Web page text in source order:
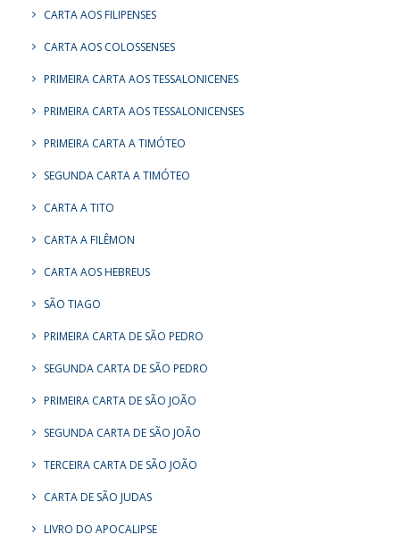
CARTA AOS FILIPENSES
CARTA AOS COLOSSENSES
PRIMEIRA CARTA AOS TESSALONICENES
PRIMEIRA CARTA AOS TESSALONICENSES
PRIMEIRA CARTA A TIMÓTEO
SEGUNDA CARTA A TIMÓTEO
CARTA A TITO
CARTA A FILÊMON
CARTA AOS HEBREUS
SÃO TIAGO
PRIMEIRA CARTA DE SÃO PEDRO
SEGUNDA CARTA DE SÃO PEDRO
PRIMEIRA CARTA DE SÃO JOÃO
SEGUNDA CARTA DE SÃO JOÃO
TERCEIRA CARTA DE SÃO JOÃO
CARTA DE SÃO JUDAS
LIVRO DO APOCALIPSE